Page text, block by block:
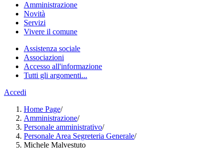
Amministrazione
Novità
Servizi
Vivere il comune
Assistenza sociale
Associazioni
Accesso all'informazione
Tutti gli argomenti...
Accedi
Home Page/
Amministrazione/
Personale amministrativo/
Personale Area Segreteria Generale/
Michele Malvestuto